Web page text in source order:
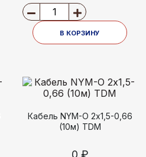
В КОРЗИНУ
Кабель NYM-O 2х1,5-0,66
(10м) TDM
0 ₽